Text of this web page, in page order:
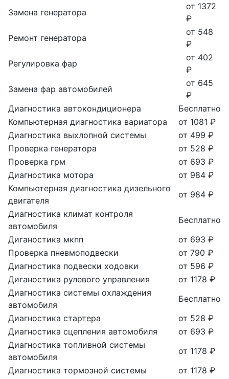
Замена генератора
от 1372
₽
Ремонт генератора
от 548
₽
Регулировка фар
от 402
₽
Замена фар автомобилей
от 645
₽
Диагностика автокондиционера
Бесплатно
Компьютерная диагностика вариатора
от 1081 ₽
Диагностика выхлопной системы
от 499 ₽
Проверка генератора
от 528 ₽
Проверка грм
от 693 ₽
Диагностика мотора
от 984 ₽
Компьютерная диагностика дизельного
двигателя
от 984 ₽
Диагностика климат контроля
автомобиля
Бесплатно
Диганостика мкпп
от 693 ₽
Проверка пневмоподвески
от 790 ₽
Диагностика подвески ходовки
от 596 ₽
Диганостика рулевого управления
от 1178 ₽
Диагностика системы охлаждения
автомобиля
Бесплатно
Диагностика стартера
от 528 ₽
Диагностика сцепления автомобиля
от 693 ₽
Диагностика топливной системы
автомобиля
от 1178 ₽
Диагностика тормозной системы
от 1178 ₽